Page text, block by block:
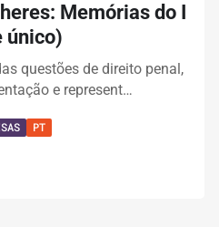
Memórias do I
único)
questões de direito penal,
e represent…
PT